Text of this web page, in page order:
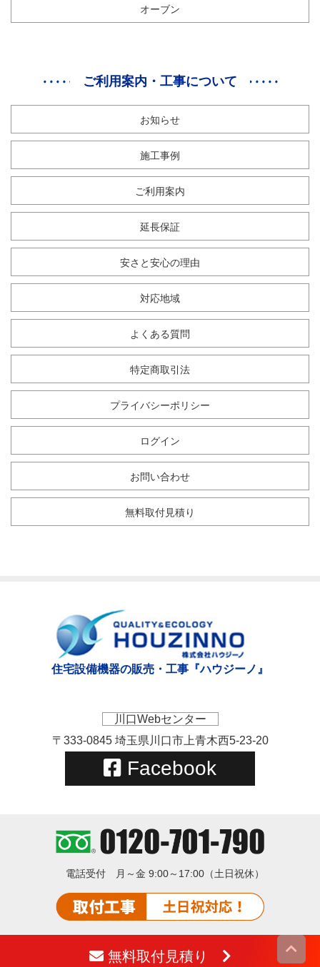
オーブン
ご利用案内・工事について
お知らせ
施工事例
ご利用案内
延長保証
安さと安心の理由
対応地域
よくある質問
特定商取引法
プライバシーポリシー
ログイン
お問い合わせ
無料取付見積り
住宅設備機器の販売・工事『ハウジーノ』
川口Webセンター
〒333-0845 埼玉県川口市上青木西5-23-20
Facebook
電話受付 月～金 9:00～17:00（土日祝休）
無料取付見積り